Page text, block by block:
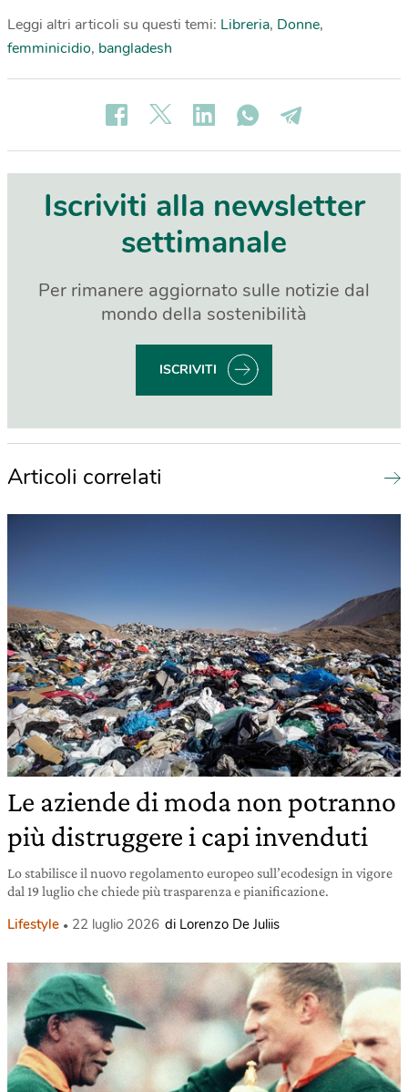
Leggi altri articoli su questi temi: Libreria, Donne,
femminicidio, bangladesh
Iscriviti alla newsletter
settimanale
Per rimanere aggiornato sulle notizie dal
mondo della sostenibilità
ISCRIVITI
Articoli correlati
Le aziende di moda non potranno
più distruggere i capi invenduti
Lo stabilisce il nuovo regolamento europeo sull’ecodesign in vigore
dal 19 luglio che chiede più trasparenza e pianificazione.
Lifestyle 22 luglio 2026 di Lorenzo De Juliis